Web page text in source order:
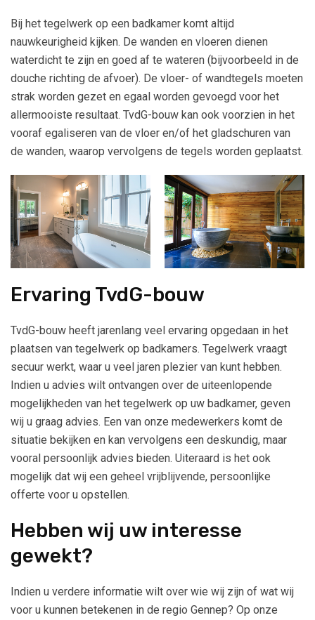
Bij het tegelwerk op een badkamer komt altijd
nauwkeurigheid kijken. De wanden en vloeren dienen
waterdicht te zijn en goed af te wateren (bijvoorbeeld in de
douche richting de afvoer). De vloer- of wandtegels moeten
strak worden gezet en egaal worden gevoegd voor het
allermooiste resultaat. TvdG-bouw kan ook voorzien in het
vooraf egaliseren van de vloer en/of het gladschuren van
de wanden, waarop vervolgens de tegels worden geplaatst.
Ervaring TvdG-bouw
TvdG-bouw heeft jarenlang veel ervaring opgedaan in het
plaatsen van tegelwerk op badkamers. Tegelwerk vraagt
secuur werkt, waar u veel jaren plezier van kunt hebben.
Indien u advies wilt ontvangen over de uiteenlopende
mogelijkheden van het tegelwerk op uw badkamer, geven
wij u graag advies. Een van onze medewerkers komt de
situatie bekijken en kan vervolgens een deskundig, maar
vooral persoonlijk advies bieden. Uiteraard is het ook
mogelijk dat wij een geheel vrijblijvende, persoonlijke
offerte voor u opstellen.
Hebben wij uw interesse
gewekt?
Indien u verdere informatie wilt over wie wij zijn of wat wij
voor u kunnen betekenen in de regio Gennep? Op onze